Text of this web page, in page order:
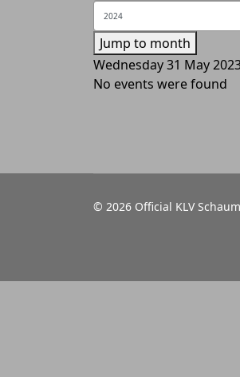
Jump to month
Wednesday 31 May
No events were found
© 2026 Official KLV